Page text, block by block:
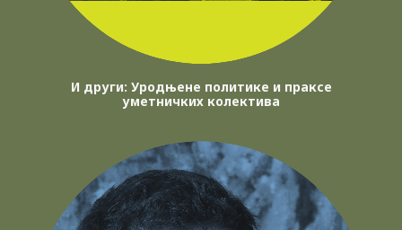
И други: Уродњене политике и праксе
уметничких колектива